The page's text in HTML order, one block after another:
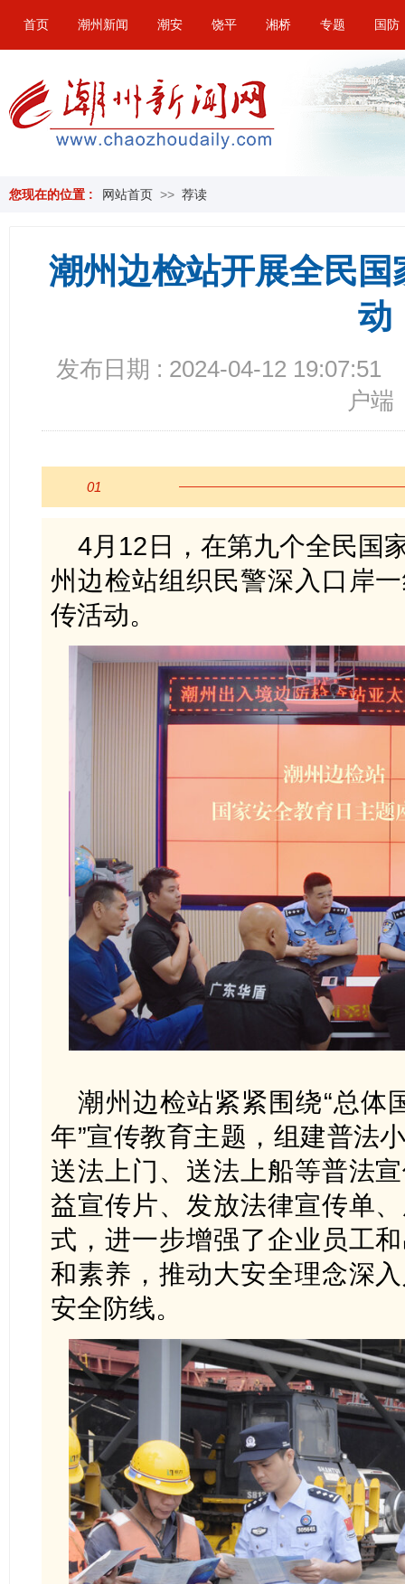
首页 潮州新闻 潮安 饶平 湘桥 专题 国防
您现在的位置 : 网站首页 >> 荐读
潮州边检站开展全民
动
发布日期 : 2024-04-12 19:07:51
户端
01
4月12日，在第九个全民国
州边检站组织民警深入口岸
传活动。
潮州边检站紧紧围绕“总体
年”宣传教育主题，组建普法
送法上门、送法上船等普法
益宣传片、发放法律宣传单
式，进一步增强了企业员工
和素养，推动大安全理念深
安全防线。